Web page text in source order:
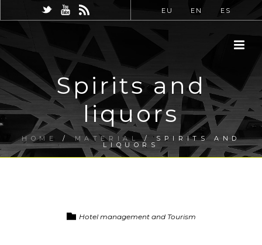
EU EN ES
Spirits and
liquors
HOME /MATERIAL / SPIRITS AND
LIQUORS
Hotel management and Tourism